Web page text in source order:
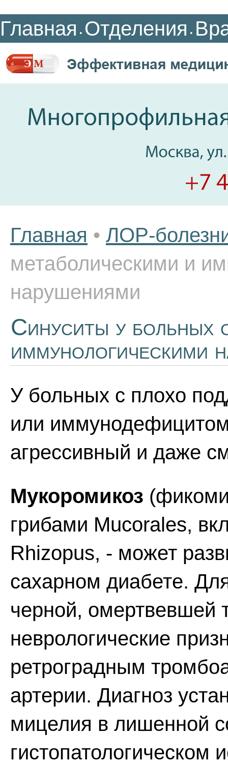
Главная • Отделения •
Главная • ЛОР-
метаболическими и
нарушениями
Синуситы у больных
иммунологическими
У больных с плохо
или
агрессивный и даже
Мукоромикоз
грибами Mucorales,
Rhizopus, - может
сахарном диабете.
черной, омертвевшей
неврологические
ретроградным
артерии. Диагноз
мицелия в лишенной
гистопатологическом